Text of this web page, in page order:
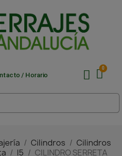
/ Horario
Cilindros
Cilindros
I5
CILINDRO SERRETA